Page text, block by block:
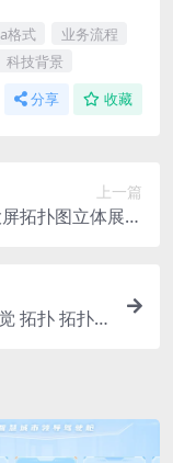
格式
业务流程
科技背景
分享 收藏
上一篇
拓扑图立体展示
拓扑 拓扑